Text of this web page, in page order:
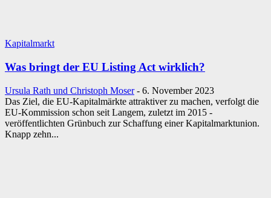
Kapitalmarkt
Was bringt der EU Listing Act wirklich?
Ursula Rath und Christoph Moser - 6. November 2023
Das Ziel, die EU-Kapitalmärkte attraktiver zu machen, verfolgt die
EU-Kommission schon seit Langem, zuletzt im 2015 ­
veröffentlichten Grünbuch zur Schaffung einer Kapitalmarktunion.
Knapp zehn...